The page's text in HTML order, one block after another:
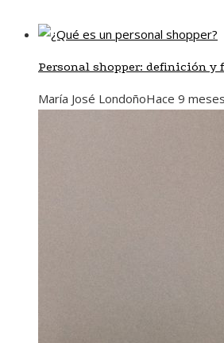
Personal shopper: definición y
María José LondoñoHace 9 meses